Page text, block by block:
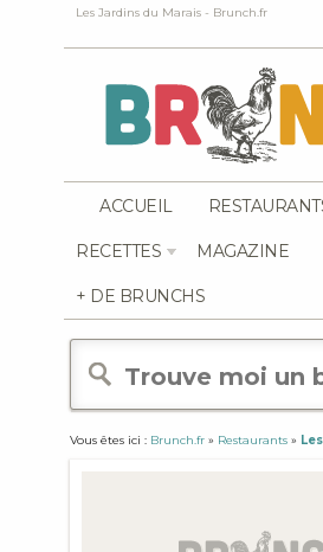
Les Jardins du Marais - Brunch.fr
ACCUEIL
RECETTES MAGAZINE
+ DE BRUNCHS
Vous êtes ici : Brunch.fr » Restaurants »